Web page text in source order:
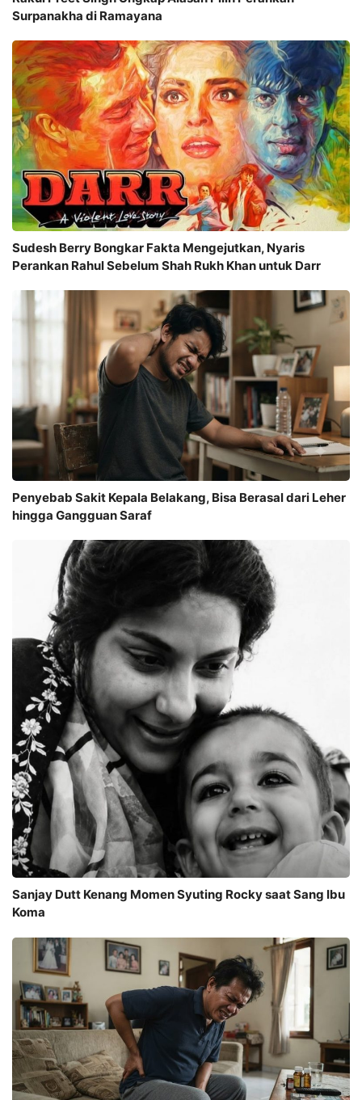
Surpanakha di Ramayana
Sudesh Berry Bongkar Fakta Mengejutkan, Nyaris
Perankan Rahul Sebelum Shah Rukh Khan untuk Darr
Penyebab Sakit Kepala Belakang, Bisa Berasal dari Leher
hingga Gangguan Saraf
Sanjay Dutt Kenang Momen Syuting Rocky saat Sang Ibu
Koma